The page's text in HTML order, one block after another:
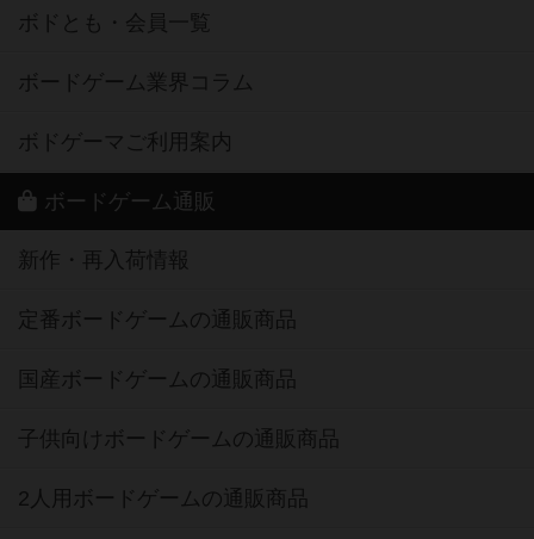
ボドとも・会員一覧
ボードゲーム業界コラム
ボドゲーマご利用案内
ボードゲーム通販
新作・再入荷情報
定番ボードゲームの通販商品
国産ボードゲームの通販商品
子供向けボードゲームの通販商品
2人用ボードゲームの通販商品